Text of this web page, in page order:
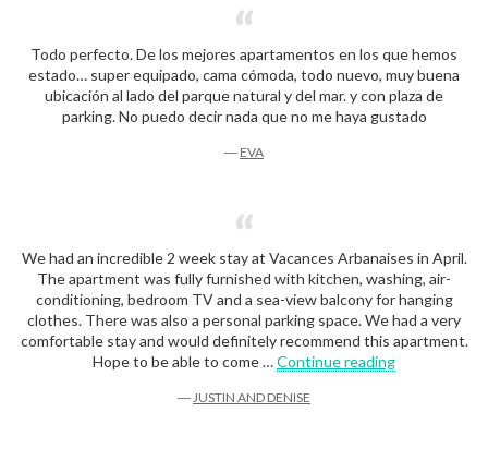
Todo perfecto. De los mejores apartamentos en los que hemos
estado… super equipado, cama cómoda, todo nuevo, muy buena
ubicación al lado del parque natural y del mar. y con plaza de
parking. No puedo decir nada que no me haya gustado
― EVA
We had an incredible 2 week stay at Vacances Arbanaises in April.
The apartment was fully furnished with kitchen, washing, air-
conditioning, bedroom TV and a sea-view balcony for hanging
clothes. There was also a personal parking space. We had a very
comfortable stay and would definitely recommend this apartment.
Hope to be able to come …Continue reading« Justin and
―JUSTIN AND DENISE